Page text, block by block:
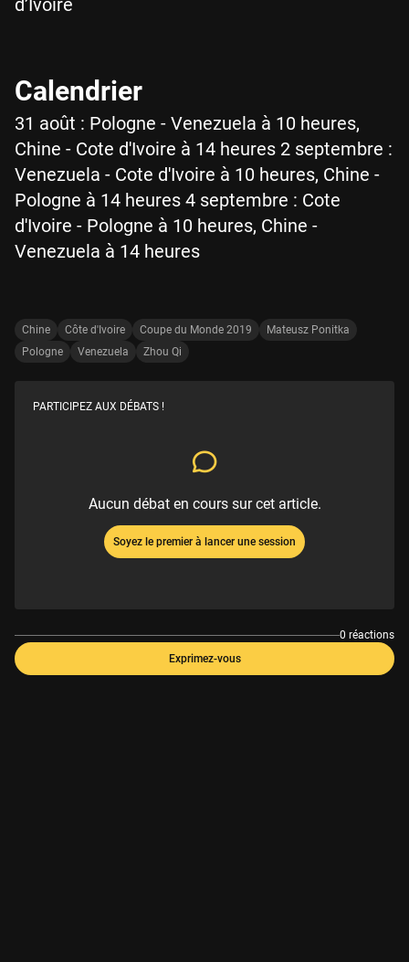
d’Ivoire
Calendrier
31 août : Pologne - Venezuela à 10 heures,
Chine - Cote d'Ivoire à 14 heures 2 septembre :
Venezuela - Cote d'Ivoire à 10 heures, Chine -
Pologne à 14 heures 4 septembre : Cote
d'Ivoire - Pologne à 10 heures, Chine -
Venezuela à 14 heures
Chine Côte d'Ivoire Coupe du Monde 2019
Mateusz Ponitka
Pologne
Venezuela Zhou Qi
PARTICIPEZ AUX DÉBATS !
Aucun débat en cours sur cet article.
Soyez le premier à lancer une session
0 réactions
Exprimez-vous